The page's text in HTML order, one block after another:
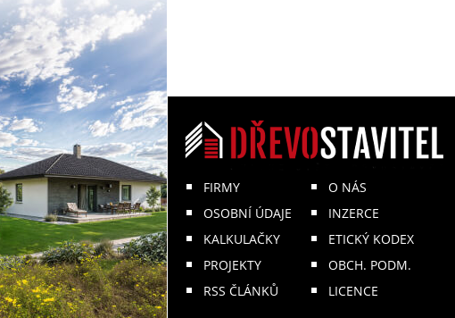
FIRMY
OSOBNÍ ÚDAJE
KALKULAČKY
PROJEKTY
RSS ČLÁNKŮ
O NÁS
INZERCE
ETICKÝ KODEX
OBCH. PODM.
LICENCE